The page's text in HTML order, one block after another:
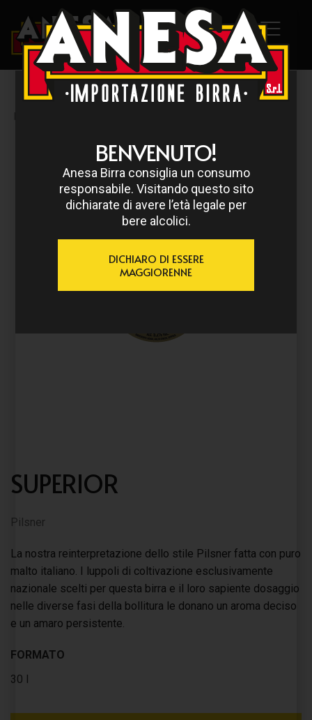
SUPERIOR
Pilsner
La nostra reinterpretazione dello stile Pilsner fatta con puro
malto italiano. I luppoli di coltivazione esclusivamente
nazionale scelti per questa birra e il loro sapiente dosaggio
nelle diverse fasi della bollitura le donano un aroma deciso
e un amaro persistente.
FORMATO
30 l
BENVENUTO!
Anesa Birra consiglia un consumo
responsabile. Visitando questo sito
dichiarate di avere l’età legale per
bere alcolici.
DICHIARO DI ESSERE
MAGGIORENNE